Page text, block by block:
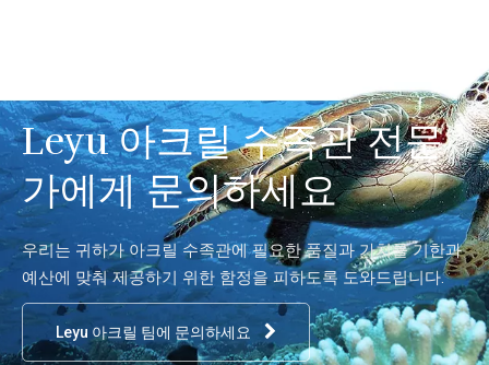
Leyu 아크릴 수족관 전문
가에게 문의하세요
우리는 귀하가 아크릴 수족관에 필요한 품질과 가치를 기한과
예산에 맞춰 제공하기 위한 함정을 피하도록 도와드립니다.
Leyu 아크릴 팀에 문의하세요